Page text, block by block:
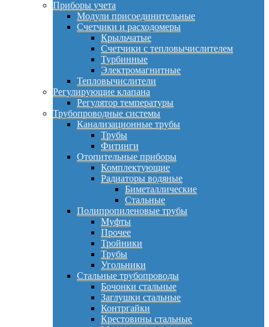
Приборы учета
Модули присоединительные
Счетчики и расходомеры
Крыльчатые
Счетчики с тепловычислителем
Турбинные
Электромагнитные
Тепловычислители
Регулирующие клапана
Регулятор температуры
Трубопроводные системы
Канализационные трубы
Трубы
Фитинги
Отопительные приборы
Комплектующие
Радиаторы водяные
Биметаллические
Стальные
Полипропиленовые трубы
Муфты
Прочее
Тройники
Трубы
Угольники
Стальные трубопроводы
Бочонки стальные
Заглушки стальные
Контргайки
Крестовины стальные